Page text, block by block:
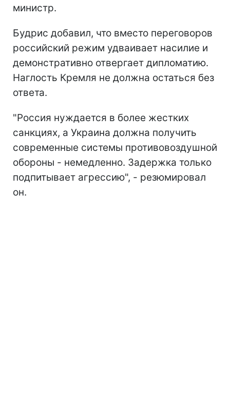
министр.
Будрис добавил, что вместо переговоров
российский режим удваивает насилие и
демонстративно отвергает дипломатию.
Наглость Кремля не должна остаться без
ответа.
"Россия нуждается в более жестких
санкциях, а Украина должна получить
современные системы противовоздушной
обороны - немедленно. Задержка только
подпитывает агрессию", - резюмировал
он.